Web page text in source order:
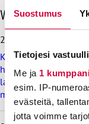
Suostumus
Tietojesi
Me ja 1
esim. IP-
evästeitä,
jotta voimme
O
h
i
t
a
v
i
i
Viimeisimmät
28.7.2026
Koulutus ja kasvatus
hyvinvoinnin
lausunnon koulujen
muistioluonnoksesta